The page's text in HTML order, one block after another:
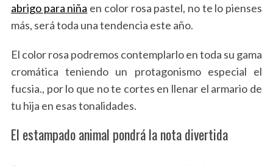
abrigo para niña en color rosa pastel, no te lo pienses
más, será toda una tendencia este año.
El color rosa podremos contemplarlo en toda su gama
cromática teniendo un protagonismo especial el
fucsia., por lo que no te cortes en llenar el armario de
tu hija en esas tonalidades.
El estampado animal pondrá la nota divertida